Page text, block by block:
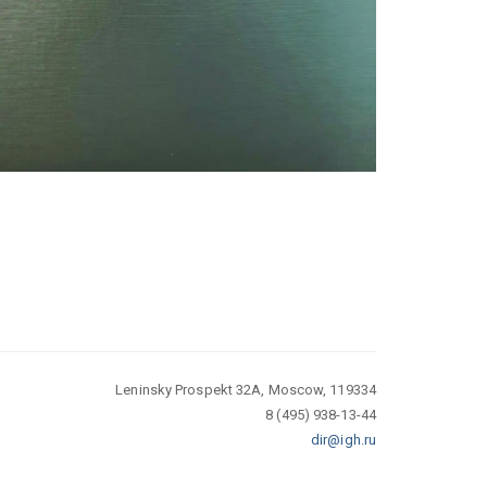
Leninsky Prospekt 32A, Moscow, 119334
8 (495) 938-13-44
dir@igh.ru